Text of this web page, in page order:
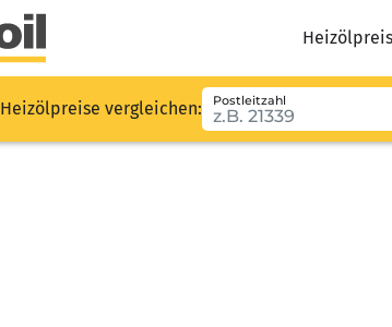
Heizölpreise vergleichen: Postleitzahl